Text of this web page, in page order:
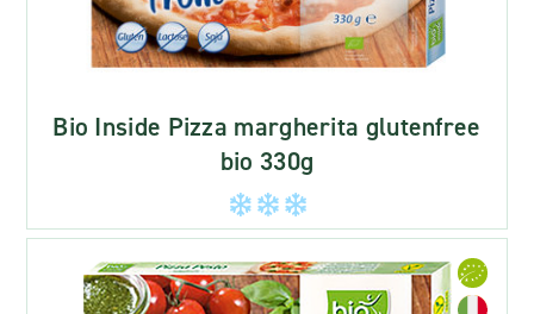
Bio Inside Pizza margherita glutenfree
bio 330g